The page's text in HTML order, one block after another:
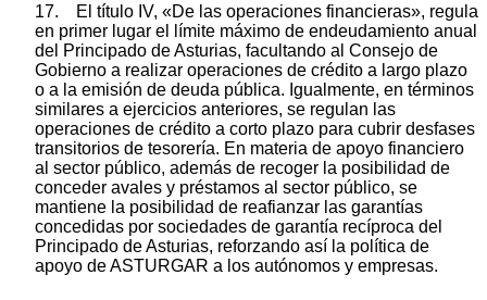
17. El título IV, «De las operaciones financieras», regula
en primer lugar el límite máximo de endeudamiento anual
del Principado de Asturias, facultando al Consejo de
Gobierno a realizar operaciones de crédito a largo plazo
o a la emisión de deuda pública. Igualmente, en términos
similares a ejercicios anteriores, se regulan las
operaciones de crédito a corto plazo para cubrir desfases
transitorios de tesorería. En materia de apoyo financiero
al sector público, además de recoger la posibilidad de
conceder avales y préstamos al sector público, se
mantiene la posibilidad de reafianzar las garantías
concedidas por sociedades de garantía recíproca del
Principado de Asturias, reforzando así la política de
apoyo de ASTURGAR a los autónomos y empresas.